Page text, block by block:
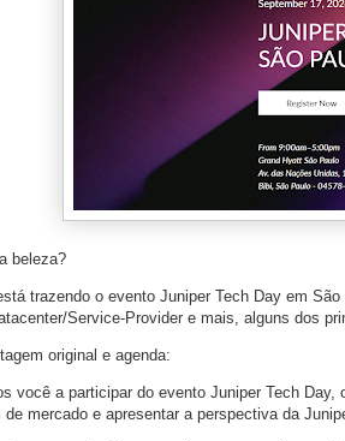
beleza?
trazendo o evento Juniper Tech Day em
Service-Provider e mais, alguns dos
original e agenda:
você a participar do evento Juniper Tech
de mercado e apresentar a perspectiva da